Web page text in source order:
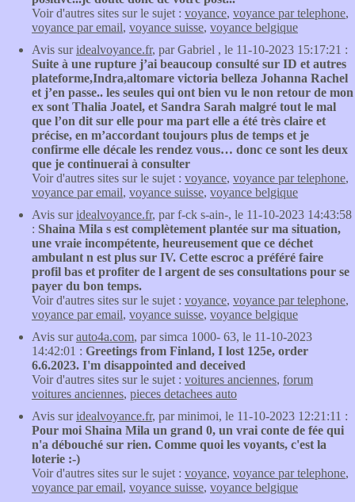
Voir d'autres sites sur le sujet : voyance, voyance par telephone,
voyance par email, voyance suisse, voyance belgique
Avis suridealvoyance.fr, par Gabriel , le 11-10-2023 15:17:21 :
Suite à une rupture j’ai beaucoup consulté sur ID et autres
plateforme,Indra,altomare victoria belleza Johanna Rachel
et j’en passe.. les seules qui ont bien vu le non retour de mon
ex sont Thalia Joatel, et Sandra Sarah malgré tout le mal
que l’on dit sur elle pour ma part elle a été très claire et
précise, en m’accordant toujours plus de temps et je
confirme elle décale les rendez vous… donc ce sont les deux
que je continuerai à consulter
Voir d'autres sites sur le sujet : voyance, voyance par telephone,
voyance par email, voyance suisse, voyance belgique
Avis suridealvoyance.fr, par f-ck s-ain-, le 11-10-2023 14:43:58
: Shaina Mila s est complètement plantée sur ma situation,
une vraie incompétente, heureusement que ce déchet
ambulant n est plus sur IV. Cette escroc a préféré faire
profil bas et profiter de l argent de ses consultations pour se
payer du bon temps.
Voir d'autres sites sur le sujet : voyance, voyance par telephone,
voyance par email, voyance suisse, voyance belgique
Avis surauto4a.com, par simca 1000- 63, le 11-10-2023
14:42:01 : Greetings from Finland, I lost 125e, order
6.6.2023. I'm disappointed and deceived
Voir d'autres sites sur le sujet : voitures anciennes, forum
voitures anciennes, pieces detachees auto
Avis suridealvoyance.fr, par minimoi, le 11-10-2023 12:21:11 :
Pour moi Shaina Mila un grand 0, un vrai conte de fée qui
n'a débouché sur rien. Comme quoi les voyants, c'est la
loterie :-)
Voir d'autres sites sur le sujet : voyance, voyance par telephone,
voyance par email, voyance suisse, voyance belgique